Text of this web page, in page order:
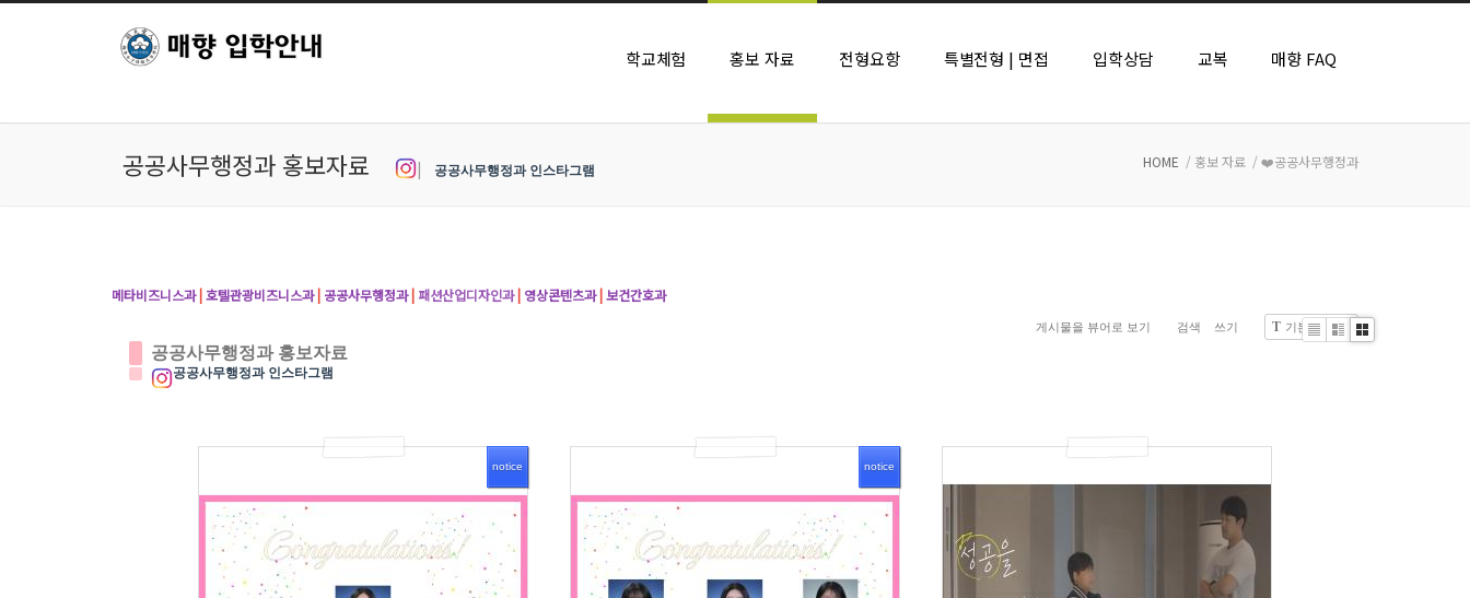
학교체험 홍보 자료 전형요항 특별전형 | 면접 입학상담 교복 매향 FAQ
공공사무행정과 홍보자료 | 공공사무행정과 인스타그램 HOME / 홍보 자료 / ❤️공공사무행정과
메타비즈니스과 |호텔관광비즈니스과 | 공공사무행정과 | 패션산업디자인과 | 영상콘텐츠과 |보건간호과
T 기본글꼴
게시물을 뷰어로 보기 검색 쓰기
공공사무행정과 홍보자료
공공사무행정과 인스타그램
ListZineGallery
notice
4004
notice
4032
Sketchbook5, 스케치북5
Sketchbook5, 스케치북5